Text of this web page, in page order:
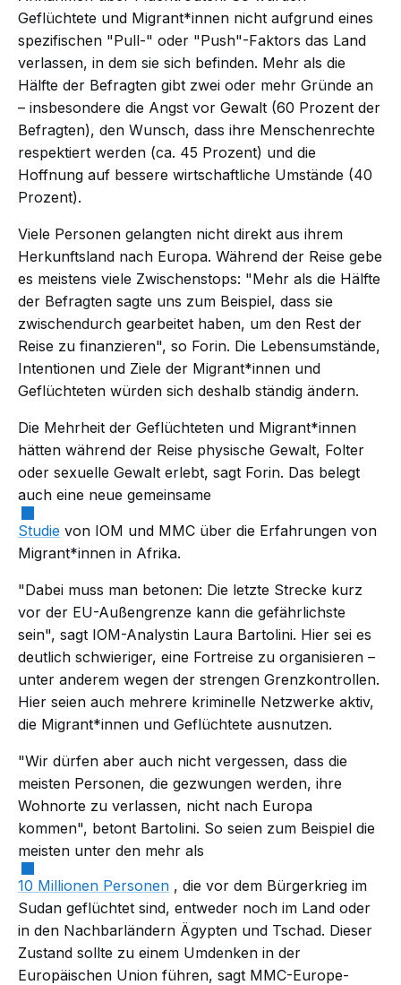
Geflüchtete und Migrant*innen nicht aufgrund eines
spezifischen "Pull-" oder "Push"-Faktors das Land
verlassen, in dem sie sich befinden. Mehr als die
Hälfte der Befragten gibt zwei oder mehr Gründe an
– insbesondere die Angst vor Gewalt (60 Prozent der
Befragten), den Wunsch, dass ihre Menschenrechte
respektiert werden (ca. 45 Prozent) und die
Hoffnung auf bessere wirtschaftliche Umstände (40
Prozent).
Viele Personen gelangten nicht direkt aus ihrem
Herkunftsland nach Europa. Während der Reise gebe
es meistens viele Zwischenstops: "Mehr als die Hälfte
der Befragten sagte uns zum Beispiel, dass sie
zwischendurch gearbeitet haben, um den Rest der
Reise zu finanzieren", so Forin. Die Lebensumstände,
Intentionen und Ziele der Migrant*innen und
Geflüchteten würden sich deshalb ständig ändern.
Die Mehrheit der Geflüchteten und Migrant*innen
hätten während der Reise physische Gewalt, Folter
oder sexuelle Gewalt erlebt, sagt Forin. Das belegt
auch eine neue gemeinsame
Studie von IOM und MMC über die Erfahrungen von
Migrant*innen in Afrika.
"Dabei muss man betonen: Die letzte Strecke kurz
vor der EU-Außengrenze kann die gefährlichste
sein", sagt IOM-Analystin Laura Bartolini. Hier sei es
deutlich schwieriger, eine Fortreise zu organisieren –
unter anderem wegen der strengen Grenzkontrollen.
Hier seien auch mehrere kriminelle Netzwerke aktiv,
die Migrant*innen und Geflüchtete ausnutzen.
"Wir dürfen aber auch nicht vergessen, dass die
meisten Personen, die gezwungen werden, ihre
Wohnorte zu verlassen, nicht nach Europa
kommen", betont Bartolini. So seien zum Beispiel die
meisten unter den mehr als
10 Millionen Personen , die vor dem Bürgerkrieg im
Sudan geflüchtet sind, entweder noch im Land oder
in den Nachbarländern Ägypten und Tschad. Dieser
Zustand sollte zu einem Umdenken in der
Europäischen Union führen, sagt MMC-Europe-